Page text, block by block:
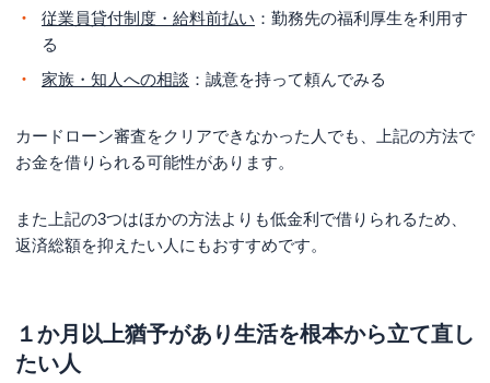
従業員貸付制度・給料前払い ：勤務先の福利厚生を利用す
る
家族・知人への相談 ：誠意を持って頼んでみる
カードローン審査をクリアできなかった人でも、上記の方法で
お金を借りられる可能性があります。
また上記の3つはほかの方法よりも低金利で借りられるため、
返済総額を抑えたい人にもおすすめです。
１か月以上猶予があり生活を根本から立て直し
たい人